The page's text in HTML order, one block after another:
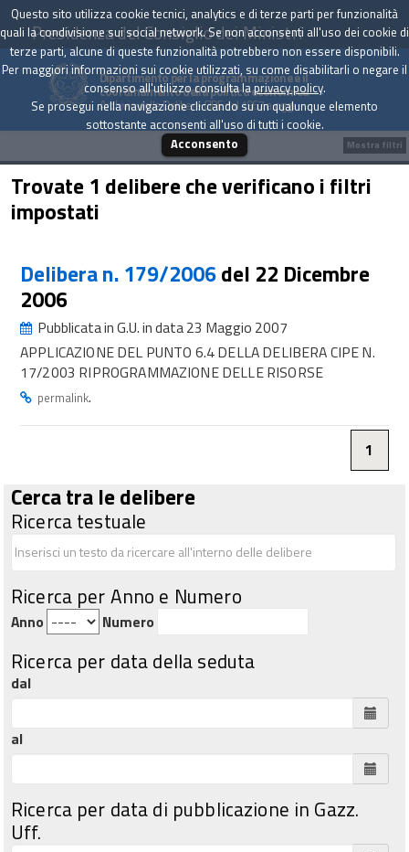
Presidenza del Consiglio dei Ministri
Dipartimento per la programmazione e il
coordinamento della politica economica
Archivio delle Delibere CIPE dal 1967 a oggi
Trovate 1 delibere che verificano i filtri
impostati
Delibera n. 179/2006del 22 Dicembre
2006
Pubblicata in G.U. in data 23 Maggio 2007
APPLICAZIONE DEL PUNTO 6.4 DELLA DELIBERA CIPE N.
17/2003 RIPROGRAMMAZIONE DELLE RISORSE
permalink.
1
Cerca tra le delibere
Ricerca testuale
Ricerca per Anno e Numero
Anno Numero
Ricerca per data della seduta
dal
al
Ricerca per data di pubblicazione in Gazz.
Uff.
Mostra filtri
Questo sito utilizza cookie tecnici, analytics e di terze parti per funzionalità
quali la condivisione sui social network. Se non acconsenti all'uso dei cookie di
terze parti, alcune di queste funzionalità potrebbero non essere disponibili.
Per maggiori informazioni sui cookie utilizzati, su come disabilitarli o negare il
consenso all'utilizzo consulta laprivacy policy.
Se prosegui nella navigazione cliccando su un qualunque elemento
sottostante acconsenti all'uso di tutti i cookie.
Acconsento